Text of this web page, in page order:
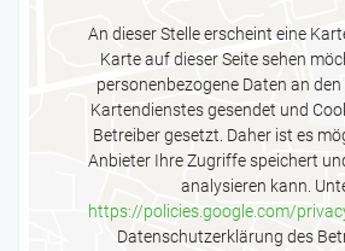
An dieser Stelle erscheint eine
Karte auf dieser Seite sehen
personenbezogene Daten an
Kartendienstes gesendet und
Betreiber gesetzt. Daher ist es
Anbieter Ihre Zugriffe speichert
analysieren kann.
https://policies.google.com/
Datenschutzerklärung des